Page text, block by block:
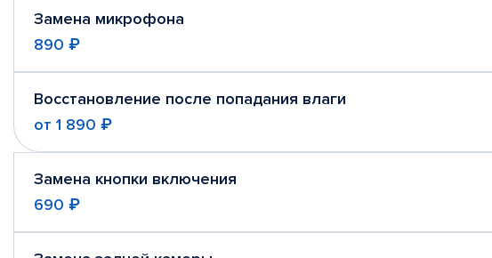
Замена микрофона
890 ₽
Восстановление после попадания влаги
от 1 890 ₽
Замена кнопки включения
690 ₽